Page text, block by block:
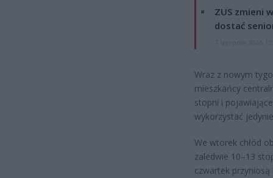
ZUS zmieni
dostać
Wraz z nowym
mieszkańcy
stopni i
wykorzystać
We wtorek chłód
zaledwie 10–13
czwartek